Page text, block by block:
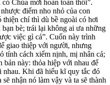
Chúa mới hoàn toàn thôi”.
điểm nho nhỏ của con
chí thì dù bề ngoài có hơi
bè; trái lại không ai ưa những
việc gì cả”. Cuốn này trình
giao thiệp với người, nhưng
tính cách xiểm nịnh, mị nhân cả;
bản này: thỏa hiệp với nhau để
nhau. Khi đã hiểu kĩ quy tắc đó
nhận nó làm vậy và ta sẽ thành